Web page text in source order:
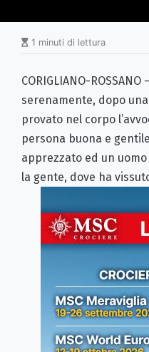
1 minuti di lettura
CORIGLIANO-
serenamente, dopo
provato nel corpo
persona buona e
apprezzato ed un
la gente, dove ha